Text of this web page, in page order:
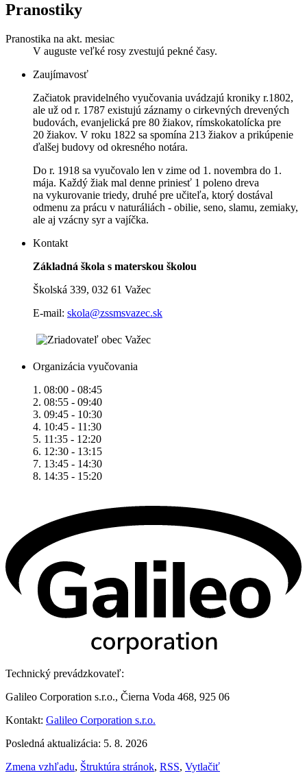
Pranostiky
Pranostika na akt. mesiac
V auguste veľké rosy zvestujú pekné časy.
Zaujímavosť
Začiatok pravidelného vyučovania uvádzajú kroniky r.1802,
ale už od r. 1787 existujú záznamy o cirkevných drevených
budovách, evanjelická pre 80 žiakov, rímskokatolícka pre
20 žiakov. V roku 1822 sa spomína 213 žiakov a prikúpenie
ďalšej budovy od okresného notára.
Do r. 1918 sa vyučovalo len v zime od 1. novembra do 1.
mája. Každý žiak mal denne priniesť 1 poleno dreva
na vykurovanie triedy, druhé pre učiteľa, ktorý dostával
odmenu za prácu v naturáliách - obilie, seno, slamu, zemiaky,
ale aj vzácny syr a vajíčka.
Kontakt
Základná škola s materskou školou
Školská 339, 032 61 Važec
E-mail: skola@zssmsvazec.sk
Organizácia vyučovania
1. 08:00 - 08:45
2. 08:55 - 09:40
3. 09:45 - 10:30
4. 10:45 - 11:30
5. 11:35 - 12:20
6. 12:30 - 13:15
7. 13:45 - 14:30
8. 14:35 - 15:20
Technický prevádzkovateľ:
Galileo Corporation s.r.o., Čierna Voda 468, 925 06
Kontakt: Galileo Corporation s.r.o.
Posledná aktualizácia: 5. 8. 2026
Zmena vzhľadu, Štruktúra stránok, RSS, Vytlačiť